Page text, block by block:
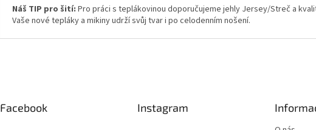
i
Náš TIP pro šití: Pro práci s teplákovinou doporučujeme jehly Jersey/Streč a
Vaše nové tepláky a mikiny udrží svůj tvar i po celodenním nošení.
Facebook Instagram